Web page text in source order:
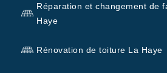
Réparation et changement de
Haye
Rénovation de toiture La Haye